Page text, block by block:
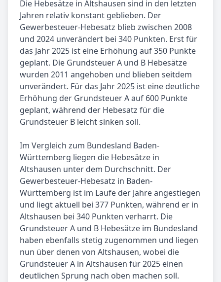
Die Hebesätze in Altshausen sind in den letzten
Jahren relativ konstant geblieben. Der
Gewerbesteuer-Hebesatz blieb zwischen 2008
und 2024 unverändert bei 340 Punkten. Erst für
das Jahr 2025 ist eine Erhöhung auf 350 Punkte
geplant. Die Grundsteuer A und B Hebesätze
wurden 2011 angehoben und blieben seitdem
unverändert. Für das Jahr 2025 ist eine deutliche
Erhöhung der Grundsteuer A auf 600 Punkte
geplant, während der Hebesatz für die
Grundsteuer B leicht sinken soll.
Im Vergleich zum Bundesland Baden-
Württemberg liegen die Hebesätze in
Altshausen unter dem Durchschnitt. Der
Gewerbesteuer-Hebesatz in Baden-
Württemberg ist im Laufe der Jahre angestiegen
und liegt aktuell bei 377 Punkten, während er in
Altshausen bei 340 Punkten verharrt. Die
Grundsteuer A und B Hebesätze im Bundesland
haben ebenfalls stetig zugenommen und liegen
nun über denen von Altshausen, wobei die
Grundsteuer A in Altshausen für 2025 einen
deutlichen Sprung nach oben machen soll.